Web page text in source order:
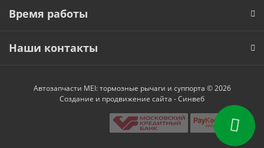
Время работы
Наши контакты
Автозапчасти MEI: тормозные рычаги и суппорта © 2026
Создание и продвижение сайта -Синвеб